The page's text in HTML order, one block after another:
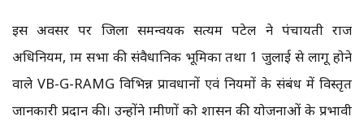
इस अवसर पर जिला समन्वयक सत्यम पटेल ने पंचायती राज
अधिनियम, ग्राम सभा की संवैधानिक भूमिका तथा 1 जुलाई से लागू होने
वाले VB-G-RAMG विभिन्न प्रावधानों एवं नियमों के संबंध में विस्तृत
जानकारी प्रदान की। उन्होंने ग्रामीणों को शासन की योजनाओं के प्रभावी